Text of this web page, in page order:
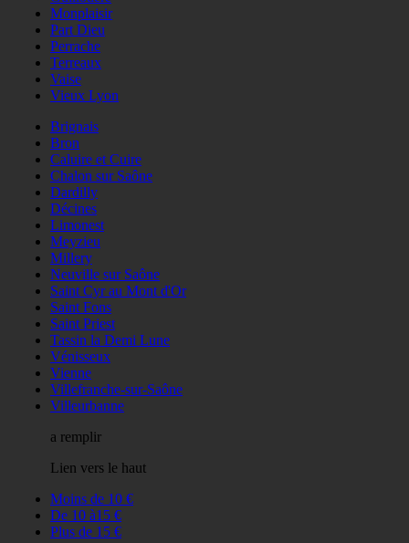
Monplaisir
Part Dieu
Perrache
Terreaux
Vaise
Vieux Lyon
Brignais
Bron
Caluire et Cuire
Chalon sur Saône
Dardilly
Décines
Limonest
Meyzieu
Millery
Neuville sur Saône
Saint Cyr au Mont d'Or
Saint Fons
Saint Priest
Tassin la Demi Lune
Vénisseux
Vienne
Villefranche-sur-Saône
Villeurbanne
a remplir
Lien vers le haut
Moins de 10 €
De 10 à15 €
Plus de 15 €